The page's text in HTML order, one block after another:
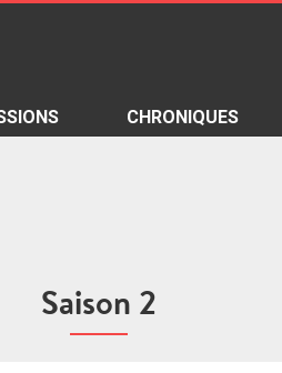
CHRONIQUES
Saison 2